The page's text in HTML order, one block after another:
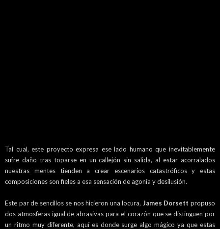
Tal cual, este proyecto expresa ese lado humano que inevitablemente
sufre daño tras toparse en un callejón sin salida, al estar acorralados
nuestras mentes tienden a crear escenarios catastróficos y estas
composiciones son fieles a esa sensación de agonía y desilusión.
Este par de sencillos se nos hicieron una locura, James Dorsett propuso
dos atmosferas igual de abrasivas para el corazón que se distinguen por
un ritmo muy diferente, aquí es donde surge algo mágico ya que estas